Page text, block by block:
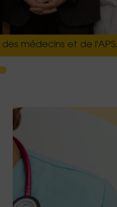
médecins et de